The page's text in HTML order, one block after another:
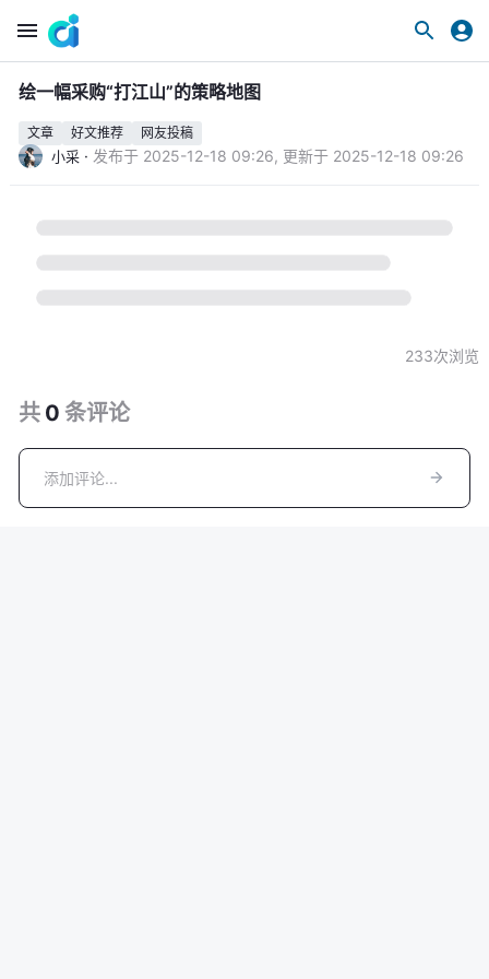
绘一幅采购“打江山”的策略地图
文章 好文推荐 网友投稿
小采 · 发布于 2025-12-18 09:26, 更新于 2025-12-18 09:26
233次浏览
共 0 条评论